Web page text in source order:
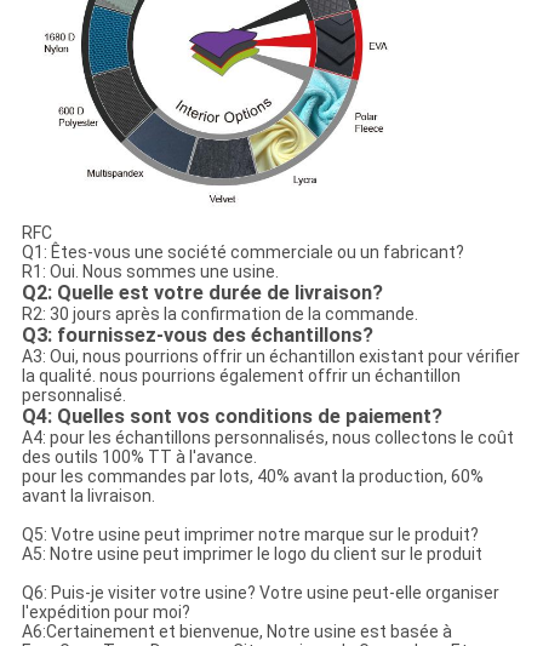
RFC
Q1: Êtes-vous une société commerciale ou un fabricant?
R1: Oui. Nous sommes une usine.
Q2: Quelle est votre durée de livraison?
R2: 30 jours après la confirmation de la commande.
Q3: fournissez-vous des échantillons?
A3: Oui, nous pourrions offrir un échantillon existant pour vérifier
la qualité. nous pourrions également offrir un échantillon
personnalisé.
Q4: Quelles sont vos conditions de paiement?
A4: pour les échantillons personnalisés, nous collectons le coût
des outils 100% TT à l'avance.
pour les commandes par lots, 40% avant la production, 60%
avant la livraison.
Q5: Votre usine peut imprimer notre marque sur le produit?
A5: Notre usine peut imprimer le logo du client sur le produit
Q6: Puis-je visiter votre usine? Votre usine peut-elle organiser
l'expédition pour moi?
A6:Certainement et bienvenue, Notre usine est basée à